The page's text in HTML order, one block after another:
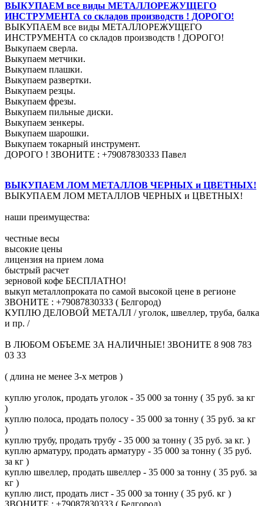
ВЫКУПАЕМ все виды МЕТАЛЛОРЕЖУЩЕГО
ИНСТРУМЕНТА со складов производств ! ДОРОГО!
ВЫКУПАЕМ все виды МЕТАЛЛОРЕЖУЩЕГО
ИНСТРУМЕНТА со складов производств ! ДОРОГО!
Выкупаем сверла.
Выкупаем метчики.
Выкупаем плашки.
Выкупаем развертки.
Выкупаем резцы.
Выкупаем фрезы.
Выкупаем пильные диски.
Выкупаем зенкеры.
Выкупаем шарошки.
Выкупаем токарный инструмент.
ДОРОГО ! ЗВОНИТЕ : +79087830333 Павел
ВЫКУПАЕМ ЛОМ МЕТАЛЛОВ ЧЕРНЫХ и ЦВЕТНЫХ!
ВЫКУПАЕМ ЛОМ МЕТАЛЛОВ ЧЕРНЫХ и ЦВЕТНЫХ!
наши преимущества:
честные весы
высокие цены
лицензия на прием лома
быстрый расчет
зерновой кофе БЕСПЛАТНО!
выкуп металлопроката по самой высокой цене в регионе
ЗВОНИТЕ : +79087830333 ( Белгород)
КУПЛЮ ДЕЛОВОЙ МЕТАЛЛ / уголок, швеллер, труба, балка
и пр. /
В ЛЮБОМ ОБЪЕМЕ ЗА НАЛИЧНЫЕ! ЗВОНИТЕ 8 908 783
03 33
( длина не менее 3-х метров )
куплю уголок, продать уголок - 35 000 за тонну ( 35 руб. за кг
)
куплю полоса, продать полосу - 35 000 за тонну ( 35 руб. за кг
)
куплю трубу, продать трубу - 35 000 за тонну ( 35 руб. за кг. )
куплю арматуру, продать арматуру - 35 000 за тонну ( 35 руб.
за кг )
куплю швеллер, продать швеллер - 35 000 за тонну ( 35 руб. за
кг )
куплю лист, продать лист - 35 000 за тонну ( 35 руб. кг )